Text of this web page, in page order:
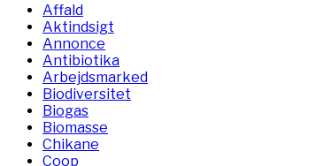
Affald
Aktindsigt
Annonce
Antibiotika
Arbejdsmarked
Biodiversitet
Biogas
Biomasse
Chikane
Coop